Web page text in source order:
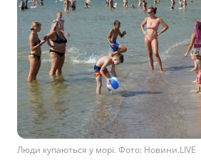
Люди купаються у морі. Фото: Новини.LIVE